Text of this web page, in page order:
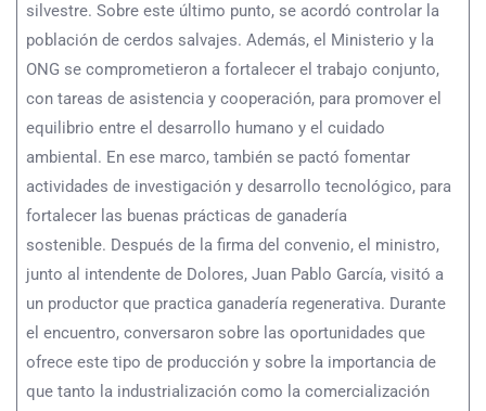
silvestre. Sobre este último punto, se acordó controlar la
población de cerdos salvajes. Además, el Ministerio y la
ONG se comprometieron a fortalecer el trabajo conjunto,
con tareas de asistencia y cooperación, para promover el
equilibrio entre el desarrollo humano y el cuidado
ambiental. En ese marco, también se pactó fomentar
actividades de investigación y desarrollo tecnológico, para
fortalecer las buenas prácticas de ganadería
sostenible. Después de la firma del convenio, el ministro,
junto al intendente de Dolores, Juan Pablo García, visitó a
un productor que practica ganadería regenerativa. Durante
el encuentro, conversaron sobre las oportunidades que
ofrece este tipo de producción y sobre la importancia de
que tanto la industrialización como la comercialización